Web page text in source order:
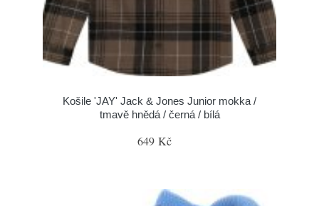
Košile 'JAY' Jack & Jones Junior mokka /
tmavě hnědá / černá / bílá
649 Kč